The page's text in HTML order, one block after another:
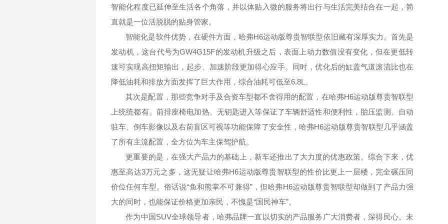
智能化程度已延伸至生活各个角落，并以体贴入微的服务将出行与生活完美结合在一起，简
直就是一位活脱脱的贴身管家。
智能化是软件优势，在硬件方面，哈弗H6运动版尊贵智联型依旧藏有深厚实力。首先是
发动机，这台代号为GW4G15F的发动机升级之后，表面上动力数值没有变化，但在更低转
速可实现高扭矩输出，起步、加速阶段更加得心应手。同时，优化后的缸盖气道滚流比也在
降低油耗和排放方面发挥了巨大作用，综合油耗可低至6.8L
。
其次是配置，那些竞争对手及合资车型都不舍得用的配置，在哈弗H6运动版尊贵智联型
上统统都有。前排座椅电加热、无钥匙进入等保证了车辆舒适性和便利性，胎压监测、自动
驻车、倒车影像以及右前盲区可视等功能保障了安全性，哈弗H6运动版尊贵智联型几乎涵盖
了所有主流配置，全方位为车主保驾护航。
更重要的是，在强大产品力的基础上，新车还推出了大力度的优惠政策。综合下来，优
惠至高达3万元之多，这无疑让哈弗H6运动版尊贵智联型的性价比更上一层楼，完全碾压同
价位任何车型。俗话说“鱼和熊掌不可兼得”，但哈弗H6运动版尊贵智联型却做到了产品力强
大的同时，也能保证价格更加亲民，不愧是“国民神车”。
作为中国 SUV全球领导者，哈弗品牌一直以切实的产品服务广大消费者，深得民心。未